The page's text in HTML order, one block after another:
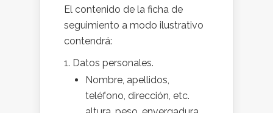
El contenido de la ficha de
seguimiento a modo ilustrativo
contendrá:
Datos personales.
Nombre, apellidos,
teléfono, dirección, etc.